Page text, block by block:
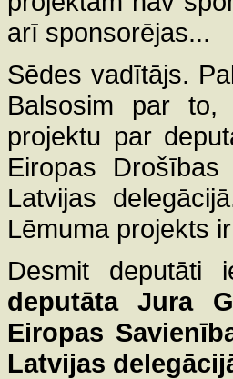
arī sponsorējas...
Sēdes vadītājs.
Balsosim par to,
projektu par
Eiropas
Latvijas
Lēmuma projekts
Desmit deputāti
deputāta Jura
Eiropas
Latvijas